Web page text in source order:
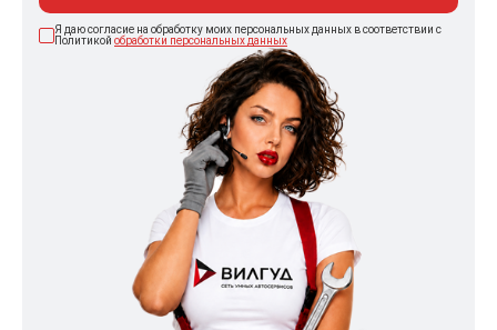
Я даю согласие на обработку моих персональных данных в соответствии с
Политикой обработки персональных данных